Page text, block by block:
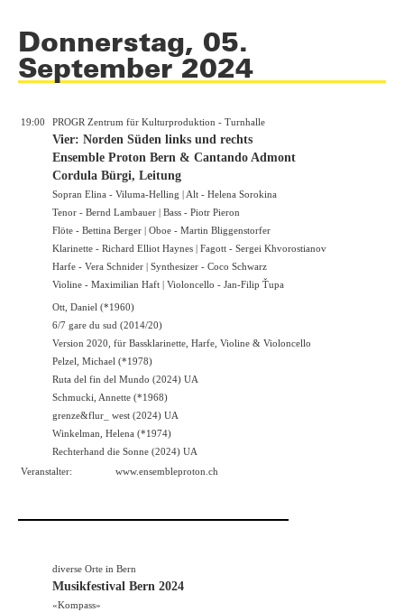
Donnerstag, 05.
September 2024
19:00 PROGR Zentrum für Kulturproduktion - Turnhalle
Vier: Norden Süden links und rechts
Ensemble Proton Bern & Cantando Admont
Cordula Bürgi, Leitung
Sopran Elina - Viluma-Helling | Alt - Helena Sorokina
Tenor - Bernd Lambauer | Bass - Piotr Pieron
Flöte - Bettina Berger | Oboe - Martin Bliggenstorfer
Klarinette - Richard Elliot Haynes | Fagott - Sergei Khvorostianov
Harfe - Vera Schnider | Synthesizer - Coco Schwarz
Violine - Maximilian Haft | Violoncello - Jan-Filip Ťupa
Ott, Daniel (*1960)
6/7 gare du sud (2014/20)
Version 2020, für Bassklarinette, Harfe, Violine & Violoncello
Pelzel, Michael (*1978)
Ruta del fin del Mundo (2024) UA
Schmucki, Annette (*1968)
grenze&flur_ west (2024) UA
Winkelman, Helena (*1974)
Rechterhand die Sonne (2024) UA
Veranstalter:
www.ensembleproton.ch
diverse Orte in Bern
Musikfestival Bern 2024
«Kompass»